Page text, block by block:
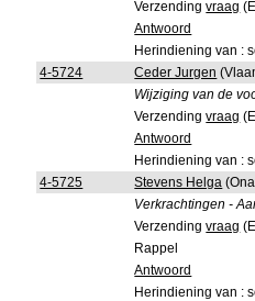
Verzendingvraag
Antwoord
Herindiening van :
4-5724
Ceder Jurgen
Wijziging van de
Verzendingvraag
Antwoord
Herindiening van :
4-5725
Stevens Helga
Verkrachtingen -
Verzendingvraag
Rappel
Antwoord
Herindiening van :